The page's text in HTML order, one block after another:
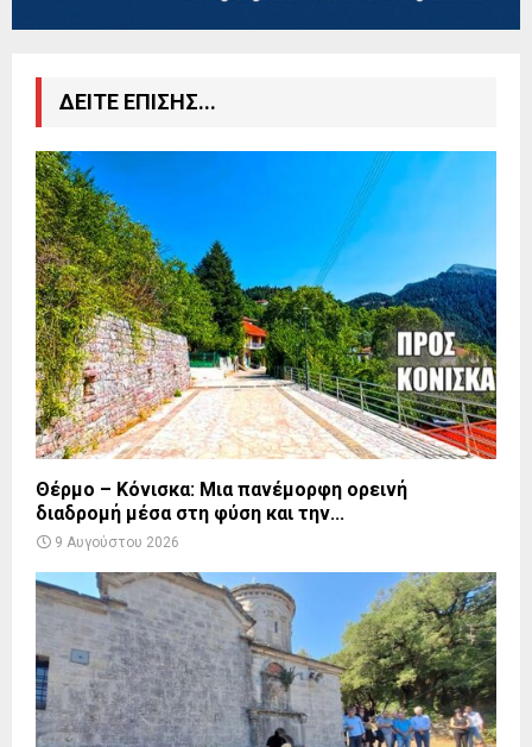
ΔΕΙΤΕ ΕΠΙΣΗΣ...
Θέρμο – Κόνισκα: Μια πανέμορφη ορεινή
διαδρομή μέσα στη φύση και την...
9 Αυγούστου 2026